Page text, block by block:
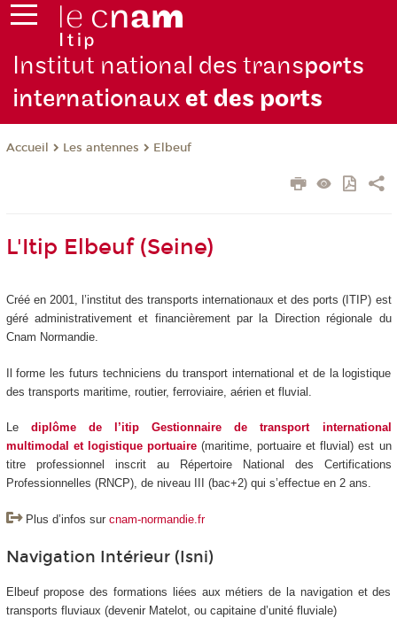
Institut national des transports
internationauxet des ports
Accueil Les antennes Elbeuf
L'Itip Elbeuf (Seine)
Créé en 2001, l’institut des transports internationaux et des ports (ITIP) est
géré administrativement et financièrement par la Direction régionale du
Cnam Normandie.
Il forme les futurs techniciens du transport international et de la logistique
des transports maritime, routier, ferroviaire, aérien et fluvial.
Le diplôme de l’itip Gestionnaire de transport international
multimodal et logistique portuaire(maritime, portuaire et fluvial) est un
titre professionnel inscrit au Répertoire National des Certifications
Professionnelles (RNCP), de niveau III (bac+2) qui s’effectue en 2 ans.
Plus d’infos sur cnam-normandie.fr
Navigation Intérieur (Isni)
Elbeuf propose des formations liées aux métiers de la navigation et des
transports fluviaux (devenir Matelot, ou capitaine d’unité fluviale)